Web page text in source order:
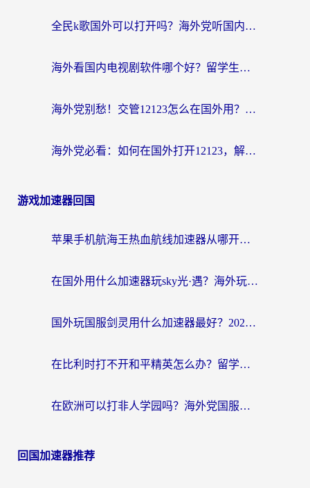
全民k歌国外可以打开吗？海外党听国内音乐听书的实用指南
海外看国内电视剧软件哪个好？留学生亲测有效的追剧加速方案
海外党别愁！交管12123怎么在国外用？一篇搞定回国资源访问难题
海外党必看：如何在国外打开12123，解决小程序登录难题
游戏加速器回国
苹果手机航海王热血航线加速器从哪开启？海外玩家国服畅玩全攻略
在国外用什么加速器玩sky光·遇？海外玩家国服畅玩终极指南（附魔兽世界狂暴传奇解决方案）
国外玩国服剑灵用什么加速器最好？2026海外玩家亲测指南（附魔兽世界怀旧服精灵之境加速技巧）
在比利时打不开和平精英怎么办？留学生亲测有效的国服游戏加速方案
在欧洲可以打非人学园吗？海外党国服游戏不卡顿的终极指南
回国加速器推荐